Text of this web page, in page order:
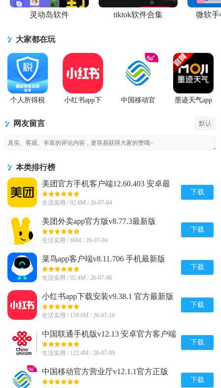
灵动岛软件 tiktok软件合集 微软手
大家都在玩
个人所得税
小红书app下
中国移动官
墨迹天气app
网友留言 默认
本类排行榜
美团官方手机客户端12.60.403 安卓最
新版
生活实用 / 92.6M / 26-07-04
下载
美团外卖app官方版v8.77.3最新版
生活实用 / 66M / 26-07-04
下载
菜鸟app客户端v8.11.706 手机最新版
生活实用 / 92.4M / 26-07-06
下载
小红书app下载安装v9.38.1 官方最新版
生活实用 / 159.6M / 26-07-16
下载
中国联通手机版v12.13 安卓官方客户端
生活实用 / 122.4M / 26-07-09
下载
中国移动官方营业厅v12.1.1官方正版
下载